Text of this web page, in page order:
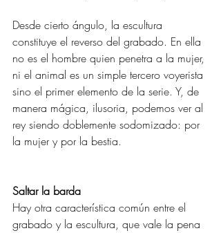
Desde cierto ángulo, la escultura
constituye el reverso del grabado. En ella
no es el hombre quien penetra a la mujer,
ni el animal es un simple tercero voyerista
sino el primer elemento de la serie. Y, de
manera mágica, ilusoria, podemos ver al
rey siendo doblemente sodomizado: por
la mujer y por la bestia.
Saltar la barda
Hay otra característica común entre el
grabado y la escultura, que vale la pena